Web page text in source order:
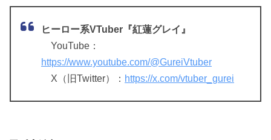
ヒーロー系VTuber『紅蓮グレイ』
YouTube：
https://www.youtube.com/@GureiVtuber
X（旧Twitter）： https://x.com/vtuber_gurei